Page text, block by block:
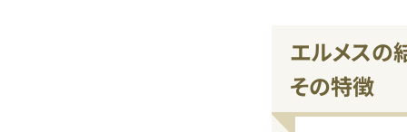
エルメスの
その特徴